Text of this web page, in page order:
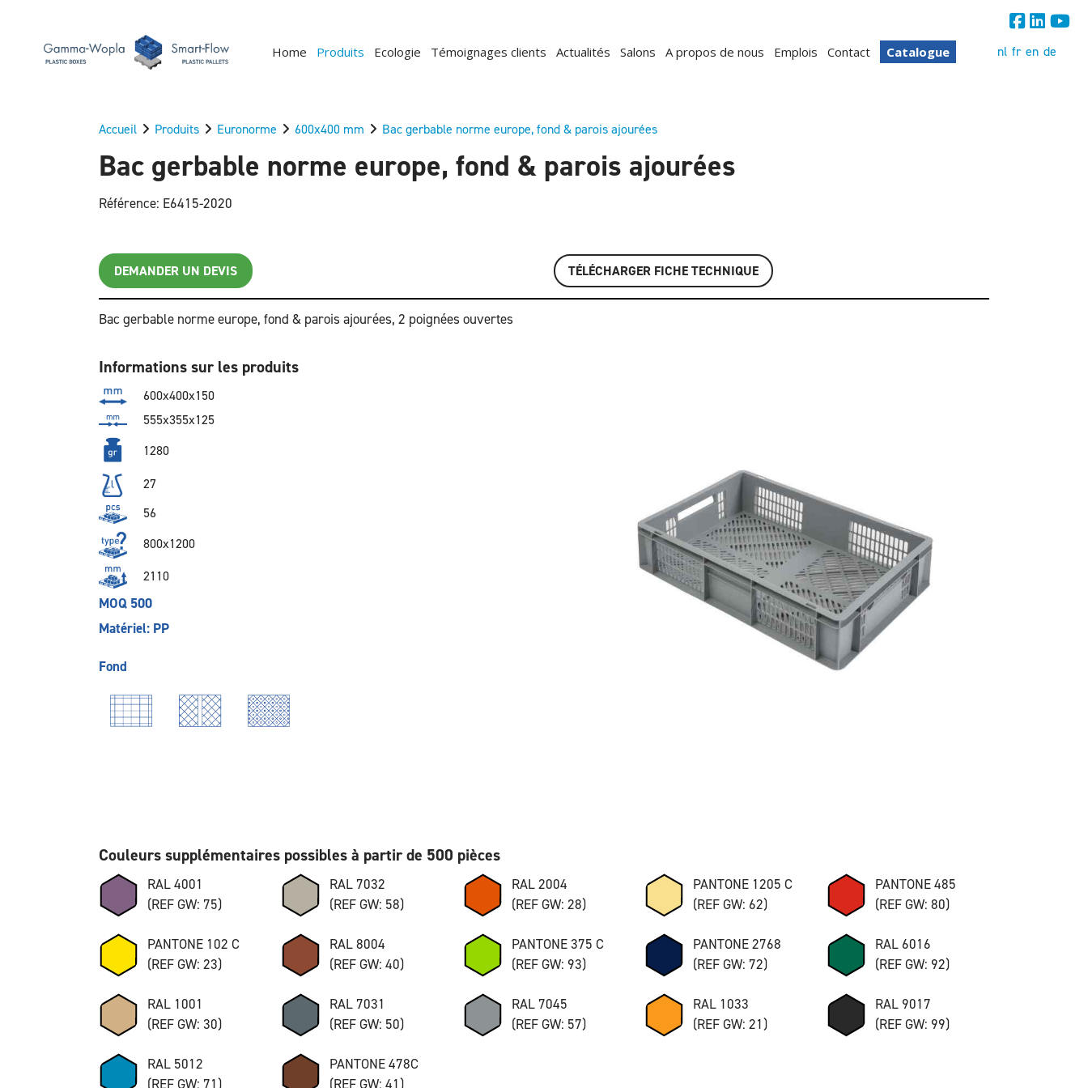
Home Produits Ecologie Témoignages clients Actualités Salons A propos de nous Emplois Contact Catalogue nl fr en de
Accueil Produits Euronorme 600x400 mm Bac gerbable norme europe, fond & parois ajourées
Bac gerbable norme europe, fond & parois ajourées
Référence: E6415-2020
DEMANDER UN DEVIS TÉLÉCHARGER FICHE TECHNIQUE
Bac gerbable norme europe, fond & parois ajourées, 2 poignées ouvertes
Informations sur les produits
600x400x150
555x355x125
1280
27
56
800x1200
2110
MOQ 500
Matériel: PP
Fond
Couleurs supplémentaires possibles à partir de 500 pièces
RAL 4001
(REF GW: 75)
RAL 7032
(REF GW: 58)
RAL 2004
(REF GW: 28)
PANTONE 1205 C
(REF GW: 62)
PANTONE 485
(REF GW: 80)
PANTONE 102 C
(REF GW: 23)
RAL 8004
(REF GW: 40)
PANTONE 375 C
(REF GW: 93)
PANTONE 2768
(REF GW: 72)
RAL 6016
(REF GW: 92)
RAL 1001
(REF GW: 30)
RAL 7031
(REF GW: 50)
RAL 7045
(REF GW: 57)
RAL 1033
(REF GW: 21)
RAL 9017
(REF GW: 99)
RAL 5012
(REF GW: 71)
PANTONE 478C
(REF GW: 41)